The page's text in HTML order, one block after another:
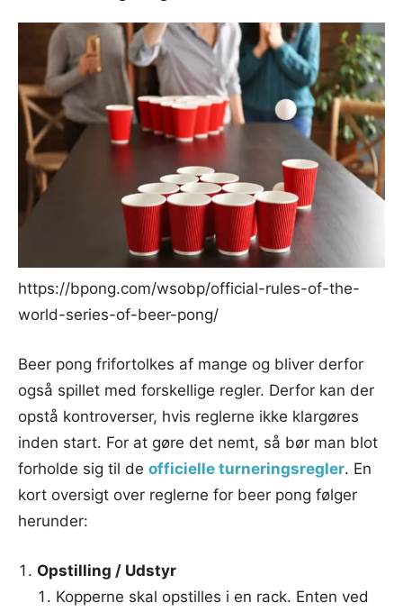
https://bpong.com/wsobp/official-rules-of-the-
world-series-of-beer-pong/
Beer pong frifortolkes af mange og bliver derfor
også spillet med forskellige regler. Derfor kan der
opstå kontroverser, hvis reglerne ikke klargøres
inden start. For at gøre det nemt, så bør man blot
forholde sig til de officielle turneringsregler. En
kort oversigt over reglerne for beer pong følger
herunder:
Opstilling / Udstyr
Kopperne skal opstilles i en rack. Enten ved